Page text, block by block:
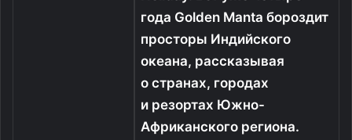
года Golden Manta бороздит
просторы Индийского
океана, рассказывая
о странах, городах
и резортах Южно-
Африканского региона.